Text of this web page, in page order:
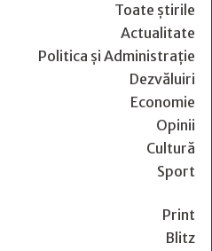
Toate știrile
Actualitate
Politica și Administrație
Dezvăluiri
Economie
Opinii
Cultură
Sport
Print
Blitz